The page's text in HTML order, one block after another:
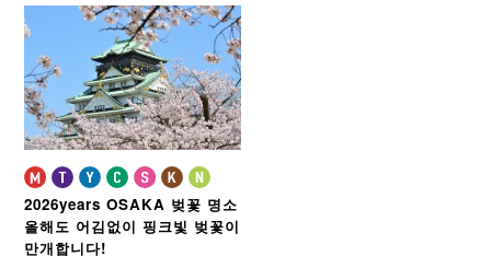
이마자토스지선 뉴트램
2026years OSAKA 벚꽃 명소
올해도 어김없이 핑크빛 벚꽃이
만개합니다!